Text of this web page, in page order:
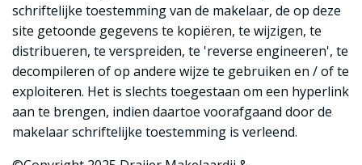
schriftelijke toestemming van de makelaar, de op deze
site getoonde gegevens te kopiëren, te wijzigen, te
distribueren, te verspreiden, te 'reverse engineeren', te
decompileren of op andere wijze te gebruiken en / of te
exploiteren. Het is slechts toegestaan om een hyperlink
aan te brengen, indien daartoe voorafgaand door de
makelaar schriftelijke toestemming is verleend.